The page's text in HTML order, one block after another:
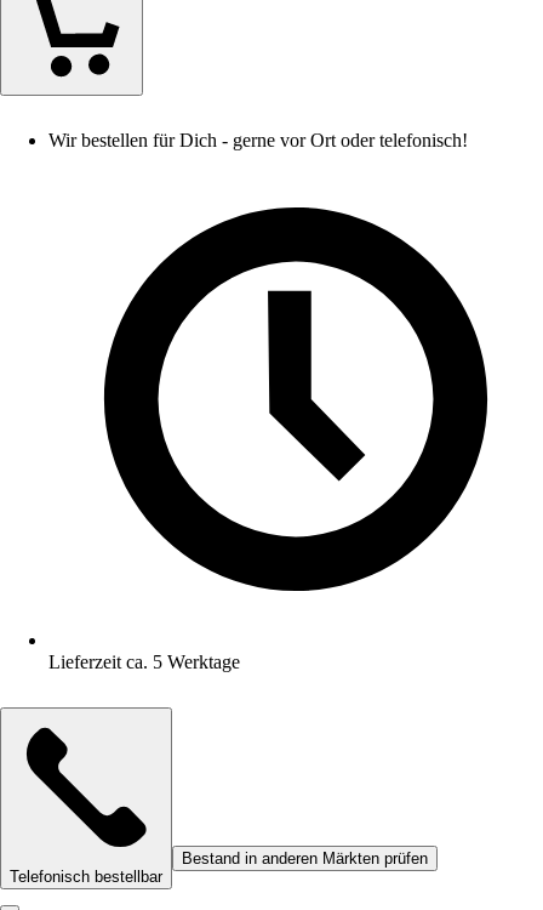
Wir bestellen für Dich - gerne vor Ort oder telefonisch!
Lieferzeit ca. 5 Werktage
Telefonisch bestellbar
Bestand in anderen Märkten prüfen